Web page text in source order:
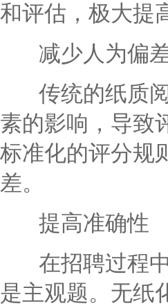
和评估，极大提
减少人为偏
传统的纸质阅
素的影响，导致
标准化的评分规
差。
提高准确性
在招聘过程中
是主观题。无纸